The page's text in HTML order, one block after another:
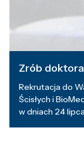
Zrób
Rekrutacja do
Ścisłych i
w dniach 24